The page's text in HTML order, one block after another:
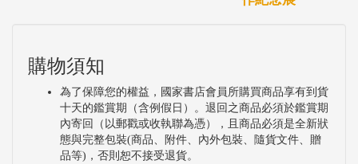
購物須知
為了保障您的權益，國家書店會員所購買商品享有到貨
十天的鑑賞期（含例假日）。退回之商品必須於鑑賞期
內寄回（以郵戳或收執聯為憑），且商品必須是全新狀
態與完整包裝(商品、附件、內外包裝、隨貨文件、贈
品等)，否則恕不接受退貨。